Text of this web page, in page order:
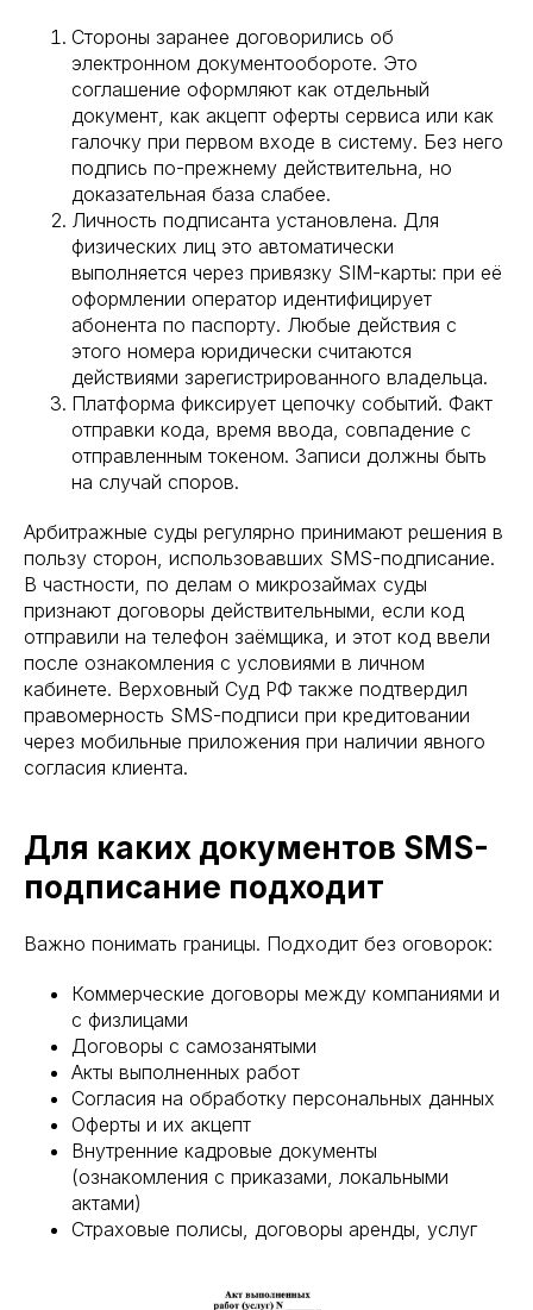
Стороны заранее договорились об
электронном документообороте. Это
соглашение оформляют как отдельный
документ, как акцепт оферты сервиса или как
галочку при первом входе в систему. Без него
подпись по-прежнему действительна, но
доказательная база слабее.
Личность подписанта установлена. Для
физических лиц это автоматически
выполняется через привязку SIM-карты: при её
оформлении оператор идентифицирует
абонента по паспорту. Любые действия с
этого номера юридически считаются
действиями зарегистрированного владельца.
Платформа фиксирует цепочку событий. Факт
отправки кода, время ввода, совпадение с
отправленным токеном. Записи должны быть
на случай споров.
Арбитражные суды регулярно принимают решения в
пользу сторон, использовавших SMS-подписание.
В частности, по делам о микрозаймах суды
признают договоры действительными, если код
отправили на телефон заёмщика, и этот код ввели
после ознакомления с условиями в личном
кабинете. Верховный Суд РФ также подтвердил
правомерность SMS-подписи при кредитовании
через мобильные приложения при наличии явного
согласия клиента.
Для каких документов SMS-
подписание подходит
Важно понимать границы. Подходит без оговорок:
Коммерческие договоры между компаниями и
с физлицами
Договоры с самозанятыми
Акты выполненных работ
Согласия на обработку персональных данных
Оферты и их акцепт
Внутренние кадровые документы
(ознакомления с приказами, локальными
актами)
Страховые полисы, договоры аренды, услуг